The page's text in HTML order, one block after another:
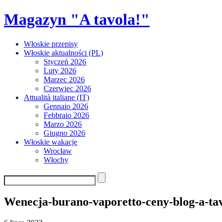
Skip
to
Magazyn "A tavola!"
Włoskie przepisy
Włoskie aktualności (PL)
Styczeń 2026
Luty 2026
Marzec 2026
Czerwiec 2026
Attualità italiane (IT)
Gennaio 2026
Febbraio 2026
Marzo 2026
Giugno 2026
Włoskie wakacje
Wrocław
Włochy
Wenecja-burano-vaporetto-ceny-blog-a-